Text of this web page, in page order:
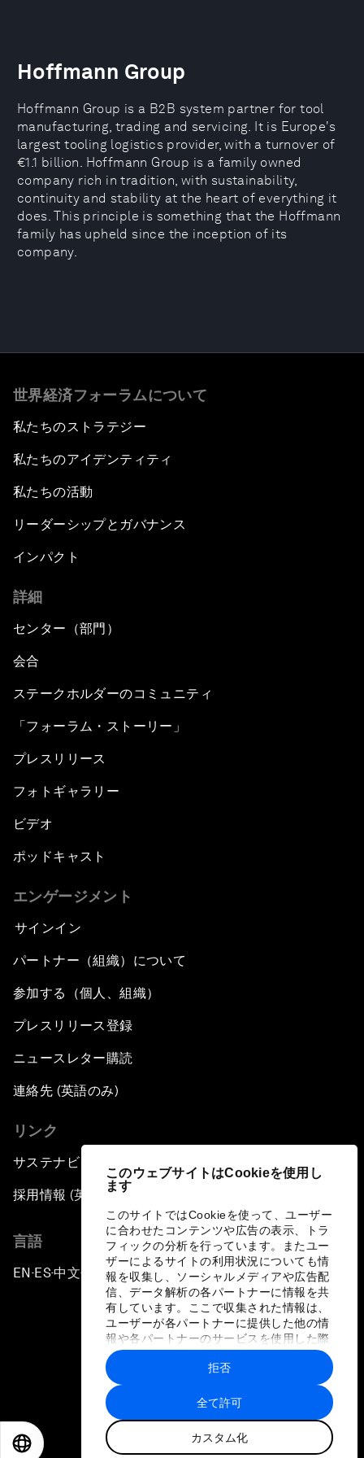
このウェブサイトはCookieを使用し
ます
このサイトではCookieを使って、ユーザー
に合わせたコンテンツや広告の表示、トラ
フィックの分析を行っています。またユー
ザーによるサイトの利用状況についても情
報を収集し、ソーシャルメディアや広告配
信、データ解析の各パートナーに情報を共
有しています。ここで収集された情報は、
ユーザーが各パートナーに提供した他の情
報や各パートナーのサービスを使用した際
に収集された情報と組み合わされ、各パー
トナーによって使用されることがありま
す。
全て許可
カスタム化
拒否
Hoffmann Group
Hoffmann Group is a B2B system partner for tool
manufacturing, trading and servicing. It is Europe's
largest tooling logistics provider, with a turnover of
€1.1 billion. Hoffmann Group is a family owned
company rich in tradition, with sustainability,
continuity and stability at the heart of everything it
does. This principle is something that the Hoffmann
family has upheld since the inception of its
company.
世界経済フォーラムについて
私たちのストラテジー
私たちのアイデンティティ
私たちの活動
リーダーシップとガバナンス
インパクト
詳細
センター（部門）
会合
ステークホルダーのコミュニティ
「フォーラム・ストーリー」
プレスリリース
フォトギャラリー
ビデオ
ポッドキャスト
エンゲージメント
サインイン
パートナー（組織）について
参加する（個人、組織）
プレスリリース登録
ニュースレター購読
連絡先 (英語のみ)
リンク
サステナビリティへの取り組み
採用情報 (英語のみ)
言語
EN ▪ES▪中文▪ 日本語
プライバシーポリシーと利用規約
サイトマップ
©
世界経済フォーラム